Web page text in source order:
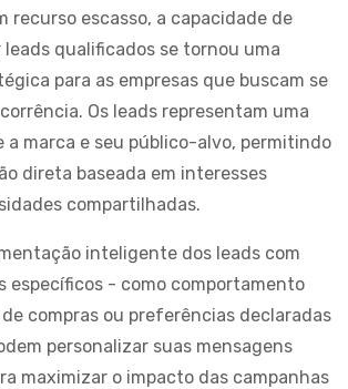
recurso escasso, a capacidade de
qualificados se tornou uma
para as empresas que buscam se
Os leads representam uma
marca e seu público-alvo, permitindo
direta baseada em interesses
compartilhadas.
inteligente dos leads com
específicos - como comportamento
compras ou preferências declaradas
personalizar suas mensagens
maximizar o impacto das campanhas